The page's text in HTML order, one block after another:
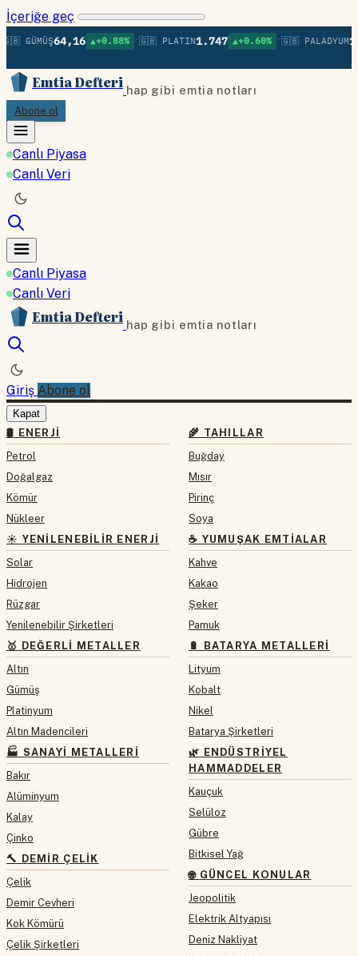
İçeriğe geç
GÜMÜŞ64,16 ▲+0.88% •🇬🇧 PLATIN1.747 ▲+0.60% •🇬🇧 PALADYUM
Emtia Defteri hap gibi emtia notları
Abone ol
Canlı Piyasa
Canlı Veri
Canlı Piyasa
Canlı Veri
Emtia Defteri hap gibi emtia notları
Giriş Abone ol
Kapat
🛢 ENERJI
Petrol
Doğalgaz
Kömür
Nükleer
☀️ YENILENEBILIR ENERJI
Solar
Hidrojen
Rüzgar
Yenilenebilir Şirketleri
🥇 DEĞERLI METALLER
Altın
Gümüş
Platinyum
Altın Madencileri
🏭 SANAYI METALLERI
Bakır
Alüminyum
Kalay
Çinko
🔨 DEMIR ÇELIK
Çelik
Demir Cevheri
Kok Kömürü
Çelik Şirketleri
🌾 TAHILLAR
Buğday
Mısır
Pirinç
Soya
☕ YUMUŞAK EMTIALAR
Kahve
Kakao
Şeker
Pamuk
🔋 BATARYA METALLERI
Lityum
Kobalt
Nikel
Batarya Şirketleri
🌿 ENDÜSTRIYEL
HAMMADDELER
Kauçuk
Selüloz
Gübre
Bitkisel Yağ
🌐 GÜNCEL KONULAR
Jeopolitik
Elektrik Altyapısı
Deniz Nakliyat